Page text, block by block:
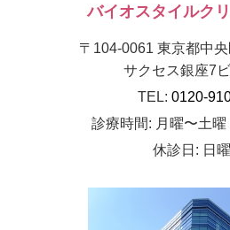
バイオスタイルク
〒104-0061 東京都中
サクセス銀座7
TEL: 0120-
診療時間: 月曜〜土
休診日: 日